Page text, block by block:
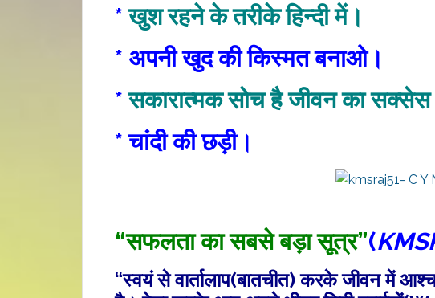
* खुश रहने के तरीके हिन्दी में।
* अपनी खुद की किस्मत बनाओ।
*सकारात्‍मक सोच है जीवन का
* चांदी की छड़ी।
“सफलता का सबसे बड़ा सूत्र”(
“स्वयं से वार्तालाप(बातचीत) करके जीवन में